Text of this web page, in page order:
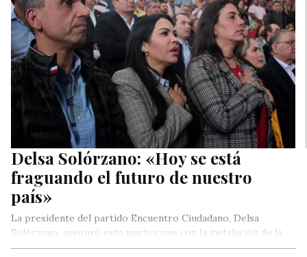
Delsa Solórzano: «Hoy se está
fraguando el futuro de nuestro
país»
La presidente del partido Encuentro Ciudadano, Delsa
Solórzano, aseguró este martes que con la instalación de la
Comisión Nacional de…